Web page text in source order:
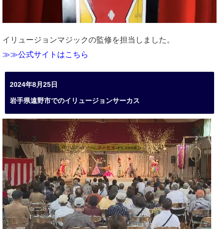
イリュージョンマジックの監修を担当しました。
≫≫公式サイトはこちら
2024年8月25日
岩手県遠野市でのイリュージョンサーカス